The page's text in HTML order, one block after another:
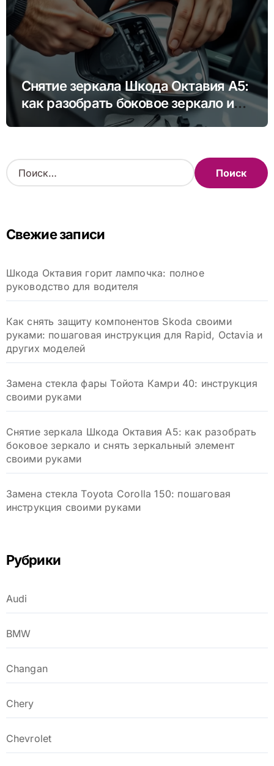
Снятие зеркала Шкода Октавия А5:
как разобрать боковое зеркало и
снять зеркальный элемент своими
Н
а
:Свежие записи
Шкода Октавия горит лампочка: полное
руководство для водителя
Как снять защиту компонентов Skoda своими
руками: пошаговая инструкция для Rapid, Octavia и
других моделей
Замена стекла фары Тойота Камри 40: инструкция
своими руками
Снятие зеркала Шкода Октавия А5: как разобрать
боковое зеркало и снять зеркальный элемент
своими руками
Замена стекла Toyota Corolla 150: пошаговая
инструкция своими руками
Рубрики
Audi
BMW
Changan
Chery
Chevrolet